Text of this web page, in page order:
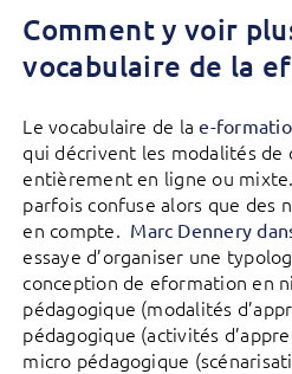
Comment y voir
vocabulaire de la
Le vocabulaire de lae-
qui décrivent les modalités
entièrement en ligne ou
parfois confuse alors que des
en compte. Marc Dennery
essaye d’organiser une
conception de eformation en
pédagogique (modalités
pédagogique (activités
micro pédagogique